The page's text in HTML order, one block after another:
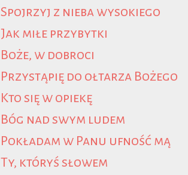
Spojrzyj z nieba wysokiego
Jak miłe przybytki
Boże, w dobroci
Przystąpię do ołtarza Bożego
Kto się w opiekę
Bóg nad swym ludem
Pokładam w Panu ufność mą
Ty, któryś słowem